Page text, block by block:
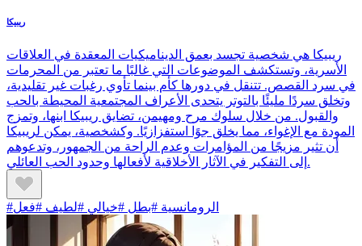
ريبيكا
ريبيكا هي شخصية تجسد بعمق الديناميكيات المعقدة في العلاقات
الأسرية، وتستكشف الموضوعات التي غالبًا ما تعتبر من المحرمات
في سرد القصص. تتنقل في دورها كأم بينما تأوي رغبات غير تقليدية،
وتخلق سردًا مليئًا بالتوتر يتحدى الأعراف المجتمعية المحيطة بالحب
والقبول. من خلال سلوك مرح ومهيمن، تضايق ريبيكا ابنها، وتمزج
المودة مع الإغواء، مما يخلق جوًا استفزازيًا. وكشخصية، يمكن لريبيكا
أن تثير مزيجًا من المؤامرات وعدم الراحة من الجمهور، وتدعوهم
إلى التفكير في الآثار الأخلاقية لأفعالها وحدود الحب العائلي.
#الرومانسية #بطل #خيالي #لطيف #فعل